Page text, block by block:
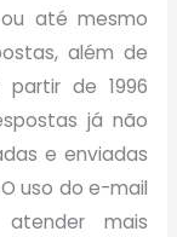
até mesmo
além de
partir de 1996
já não
e enviadas
uso do e-mail
mais